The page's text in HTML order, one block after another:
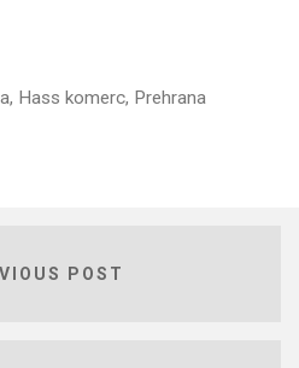
, Hass komerc, Prehrana
POST